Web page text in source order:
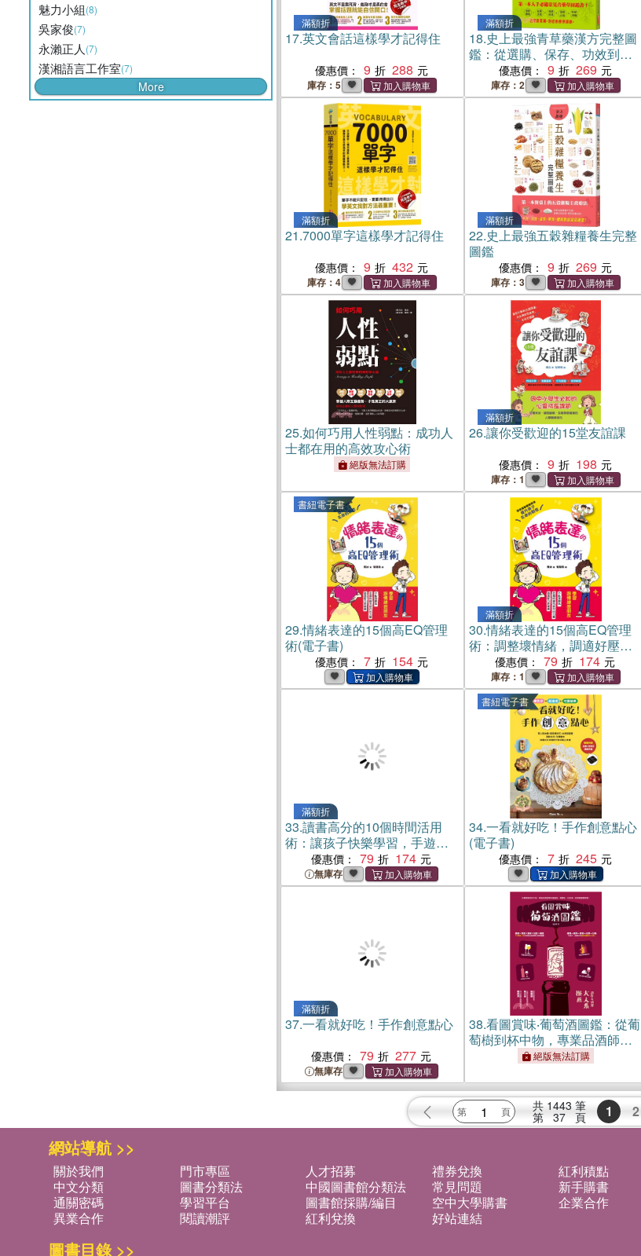
魅力小組(8)
吳家俊(7)
永瀨正人 (7)
漢湘語言工作室(7)
More
滿額折
17.英文會話這樣學才記得住
優惠價： 9 288
庫存：5
滿額折
18.史上最強青草藥漢方完整圖
鑑：從選購、保存、功效到料
理，各種症狀都能對症下藥！
優惠價： 9 269
庫存：2
滿額折
21.7000單字這樣學才記得住
優惠價： 9 432
庫存：4
滿額折
22.史上最強五穀雜糧養生完整
圖鑑
優惠價： 9 269
庫存：3
25.如何巧用人性弱點：成功人
士都在用的高效攻心術
絕版無法訂購
滿額折
26.讓你受歡迎的15堂友誼課
優惠價： 9 198
庫存：1
書紐電子書
29.情緒表達的15個高EQ管理
術(電子書)
優惠價： 7 154
滿額折
30.情緒表達的15個高EQ管理
術：調整壞情緒，調適好壓
力，教孩子人生必備力量，樂
觀、同理、傾訴、勇敢面對挫
折，培育孩子堅強的心靈，提
升生命的韌性
優惠價： 79 174
庫存：1
滿額折
33.讀書高分的10個時間活用
術：讓孩子快樂學習，手遊電
玩不成癮，會讀會玩最給力！
用圖記憶x專注思考，克服學習
盲點，培養上進心與大自信！
優惠價： 79 174
無庫存
書紐電子書
34.一看就好吃！手作創意點心
(電子書)
優惠價： 7 245
滿額折
37.一看就好吃！手作創意點心
優惠價： 79 277
無庫存
38.看圖賞味‧葡萄酒圖鑑：從葡
萄樹到杯中物，專業品酒師帶
你懂製程、學賞味、找好酒，
絕版無法訂購
共 1443 筆
第 37 頁 1 2
網站導航 >>
關於我們 門市專區 人才招募 禮券兌換
紅利積點
中文分類
圖書分類法 中國圖書館分類法 常見問題
新手購書
通關密碼
學習平台 圖書館採購/編目 空中大學購書
企業合作
異業合作
閱讀潮評 紅利兌換 好站連結
圖書目錄 >>